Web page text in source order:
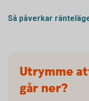
Så påverkar
Utrymme
går ner?